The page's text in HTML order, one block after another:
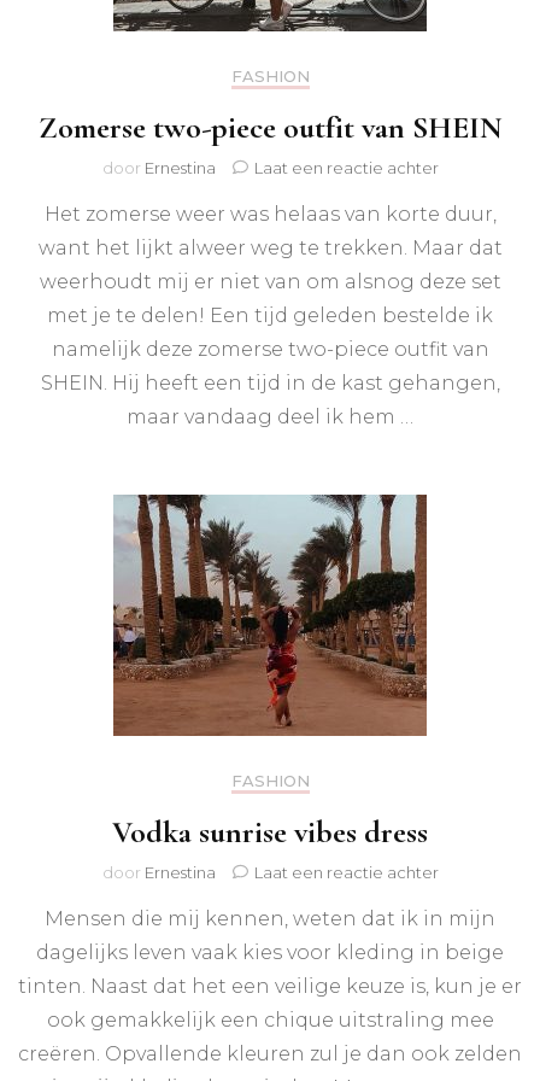
FASHION
Zomerse two-piece outfit van SHEIN
door Ernestina Laat een reactie achterop
two-
piece
van
SHEIN
Het zomerse weer was helaas van korte duur,
want het lijkt alweer weg te trekken. Maar dat
weerhoudt mij er niet van om alsnog deze set
met je te delen! Een tijd geleden bestelde ik
namelijk deze zomerse two-piece outfit van
SHEIN. Hij heeft een tijd in de kast gehangen,
maar vandaag deel ik hem …
FASHION
Vodka sunrise vibes dress
door Ernestina Laat een reactie achterop
sunrise
vibes
Mensen die mij kennen, weten dat ik in mijn
dagelijks leven vaak kies voor kleding in beige
tinten. Naast dat het een veilige keuze is, kun je er
ook gemakkelijk een chique uitstraling mee
creëren. Opvallende kleuren zul je dan ook zelden